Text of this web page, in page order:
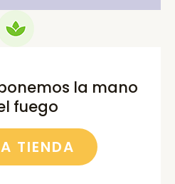
la mano
fuego
TIENDA